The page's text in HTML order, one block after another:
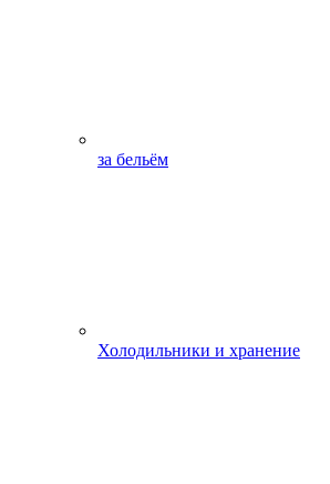
за бельём
Холодильники и хранение